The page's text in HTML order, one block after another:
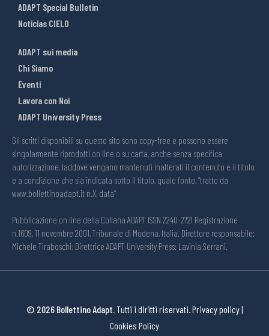
ADAPT Special Bulletin
Noticias CIELO
ADAPT sui media
Chi Siamo
Eventi
Lavora con Noi
ADAPT University Press
Gli scritti disponibili su questo sito sono copy-free e possono essere
singolarmente riprodotti on line o su carta, anche senza specifica
autorizzazione, laddove vengano mantenuti inalterati il contenuto e il titolo
e a condizione che sia indicata sotto il titolo, quale fonte, “tratto da
www.bollettinoadapt.it n.X, data“
Pubblicazione on line della Collana ADAPT ISSN 2240-2721 Registrazione
n.1609, 11 novembre 2001, Tribunale di Modena, Italia. Direttore responsabile:
Michele Tiraboschi; Direttrice ADAPT University Press: Lavinia Serrani.
© 2026 Bollettino Adapt.Tutti i diritti riservati.Privacy policy|
Cookies Policy